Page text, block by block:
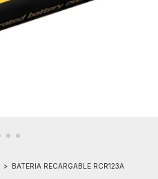
> BATERIA RECARGABLE RCR123A